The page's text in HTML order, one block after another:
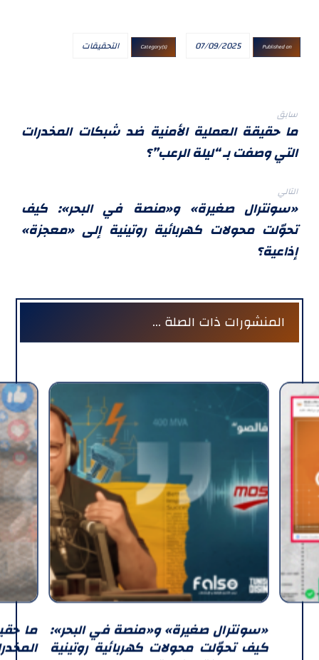
Published on
07/09/2025
Category(s) التحقيقات
سابق
ما حقيقة العملية الأمنية ضد شبكات المخدرات
التي وصفت بـ “ليلة الرعب”؟
التالي
«سونترال صغيرة» و«منصة في البحر»: كيف
تحوّلت محولات كهربائية روتينية إلى «معجزة»
إذاعية؟
المنشورات ذات الصلة ...
«سونترال صغيرة» و«منصة في البحر»:
كيف تحوّلت محولات كهربائية روتينية
ما